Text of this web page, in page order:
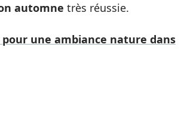
automne très réussie.
une ambiance nature dans